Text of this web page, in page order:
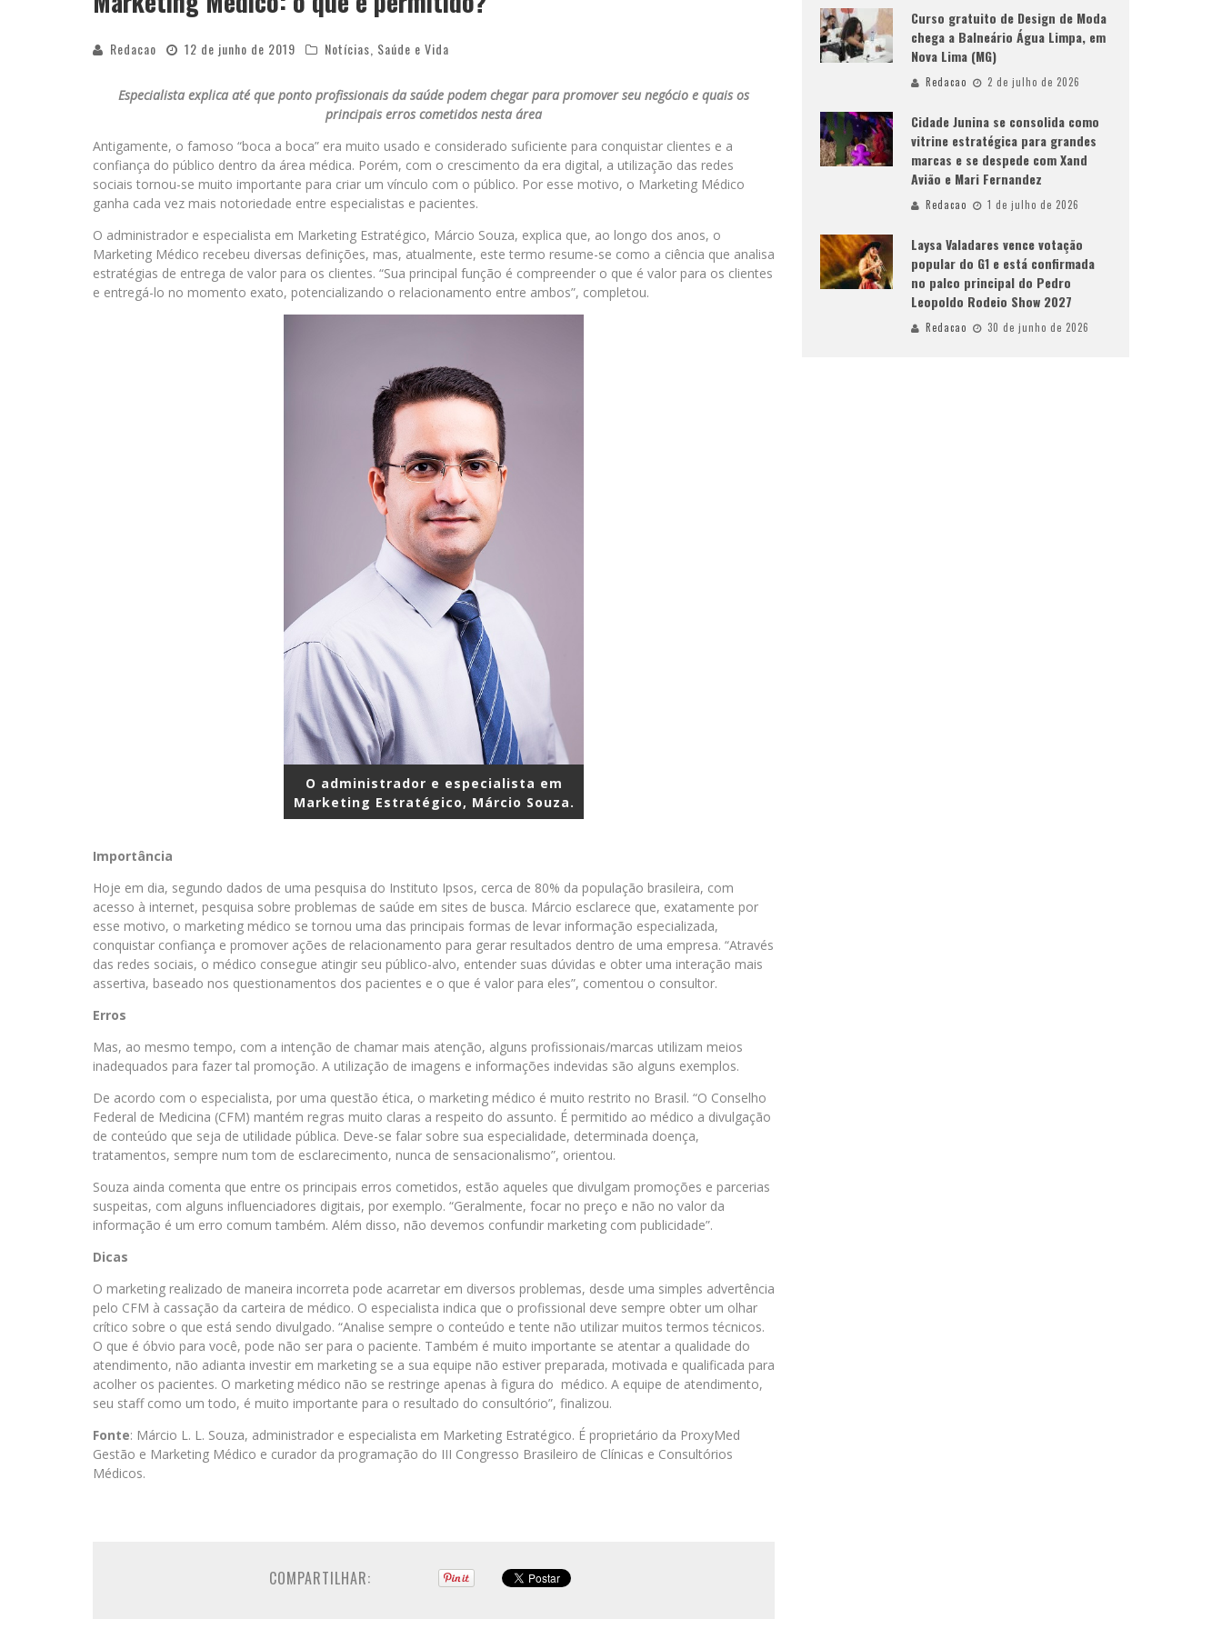
Redacao 12 de junho de 2019 Notícias Saúde e Vida
Especialista explica até que ponto profissionais da saúde podem chegar para promover seu negócio e quais os
principais erros cometidos nesta área
Antigamente, o famoso “boca a boca” era muito usado e considerado suficiente para conquistar clientes e a
confiança do público dentro da área médica. Porém, com o crescimento da era digital, a utilização das redes
sociais tornou-se muito importante para criar um vínculo com o público. Por esse motivo, o Marketing Médico
ganha cada vez mais notoriedade entre especialistas e pacientes.
O administrador e especialista em Marketing Estratégico, Márcio Souza, explica que, ao longo dos anos, o
Marketing Médico recebeu diversas definições, mas, atualmente, este termo resume-se como a ciência que analisa
estratégias de entrega de valor para os clientes. “Sua principal função é compreender o que é valor para os clientes
e entregá-lo no momento exato, potencializando o relacionamento entre ambos”, completou.
O administrador e especialista em
Marketing Estratégico, Márcio Souza.
Importância
Hoje em dia, segundo dados de uma pesquisa do Instituto Ipsos, cerca de 80% da população brasileira, com
acesso à internet, pesquisa sobre problemas de saúde em sites de busca. Márcio esclarece que, exatamente por
esse motivo, o marketing médico se tornou uma das principais formas de levar informação especializada,
conquistar confiança e promover ações de relacionamento para gerar resultados dentro de uma empresa. “Através
das redes sociais, o médico consegue atingir seu público-alvo, entender suas dúvidas e obter uma interação mais
assertiva, baseado nos questionamentos dos pacientes e o que é valor para eles”, comentou o consultor.
Erros
Mas, ao mesmo tempo, com a intenção de chamar mais atenção, alguns profissionais/marcas utilizam meios
inadequados para fazer tal promoção. A utilização de imagens e informações indevidas são alguns exemplos.
De acordo com o especialista, por uma questão ética, o marketing médico é muito restrito no Brasil. “O Conselho
Federal de Medicina (CFM) mantém regras muito claras a respeito do assunto. É permitido ao médico a divulgação
de conteúdo que seja de utilidade pública. Deve-se falar sobre sua especialidade, determinada doença,
tratamentos, sempre num tom de esclarecimento, nunca de sensacionalismo”, orientou.
Souza ainda comenta que entre os principais erros cometidos, estão aqueles que divulgam promoções e parcerias
suspeitas, com alguns influenciadores digitais, por exemplo. “Geralmente, focar no preço e não no valor da
informação é um erro comum também. Além disso, não devemos confundir marketing com publicidade”.
Dicas
O marketing realizado de maneira incorreta pode acarretar em diversos problemas, desde uma simples advertência
pelo CFM à cassação da carteira de médico. O especialista indica que o profissional deve sempre obter um olhar
crítico sobre o que está sendo divulgado. “Analise sempre o conteúdo e tente não utilizar muitos termos técnicos.
O que é óbvio para você, pode não ser para o paciente. Também é muito importante se atentar a qualidade do
atendimento, não adianta investir em marketing se a sua equipe não estiver preparada, motivada e qualificada para
acolher os pacientes. O marketing médico não se restringe apenas à figura do médico. A equipe de atendimento,
seu staff como um todo, é muito importante para o resultado do consultório”, finalizou.
Fonte: Márcio L. L. Souza, administrador e especialista em Marketing Estratégico. É proprietário da ProxyMed
Gestão e Marketing Médico e curador da programação do III Congresso Brasileiro de Clínicas e Consultórios
Médicos.
COMPARTILHAR:
Curso gratuito de Design de Moda
chega a Balneário Água Limpa, em
Nova Lima (MG)
Redacao 2 de julho de 2026
Cidade Junina se consolida como
vitrine estratégica para grandes
marcas e se despede com Xand
Avião e Mari Fernandez
Redacao 1 de julho de 2026
Laysa Valadares vence votação
popular do G1 e está confirmada
no palco principal do Pedro
Leopoldo Rodeio Show 2027
Redacao 30 de junho de 2026